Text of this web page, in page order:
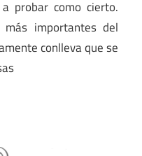
probar como cierto.
importantes del
conlleva que se